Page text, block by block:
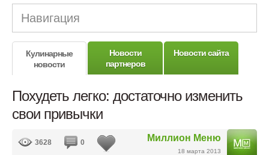
Навигация
Кулинарные
новости
Новости
партнеров
Новости сайта
Похудеть легко: достаточно изменить
свои привычки
Миллион Меню
18 марта 2013
3628 0